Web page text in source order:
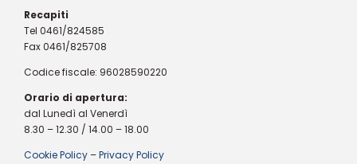
Recapiti
Tel 0461/824585
Fax 0461/825708
Codice fiscale: 96028590220
Orario di apertura:
dal Lunedì al Venerdì
8.30 – 12.30 / 14.00 – 18.00
Cookie Policy –Privacy Policy